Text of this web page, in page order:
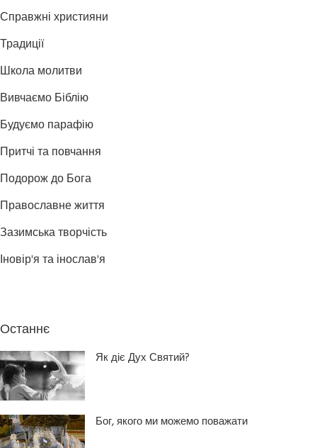
Справжні християни
Традиції
Школа молитви
Вивчаємо Біблію
Будуємо парафію
Притчі та повчання
Подорож до Бога
Православне життя
Зазимська творчість
Іновір'я та інослав'я
Останнє
Як діє Дух Святий?
Бог, якого ми можемо поважати